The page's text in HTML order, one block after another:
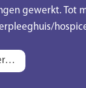
gewerkt. Tot